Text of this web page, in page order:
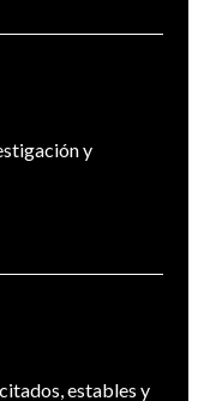
y
estables y